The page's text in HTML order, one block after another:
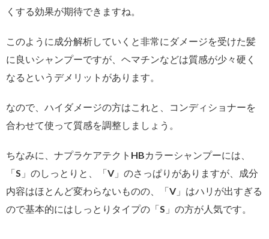
くする効果が期待できますね。
このように成分解析していくと非常にダメージを受けた髪
に良いシャンプーですが、ヘマチンなどは質感が少々硬く
なるというデメリットがあります。
なので、ハイダメージの方はこれと、コンディショナーを
合わせて使って質感を調整しましょう。
ちなみに、ナプラケアテクトHBカラーシャンプーには、
「S」のしっとりと、「V」のさっぱりがありますが、成分
内容はほとんど変わらないものの、「V」はハリが出すぎる
ので基本的にはしっとりタイプの「S」の方が人気です。